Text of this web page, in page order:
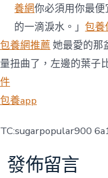
養網你必須用你最
的一滴淚水。」包養
包養網推薦 她最愛的那
量扭曲了，左邊的葉子
件
包養app
TC:sugarpopular900
發佈留言